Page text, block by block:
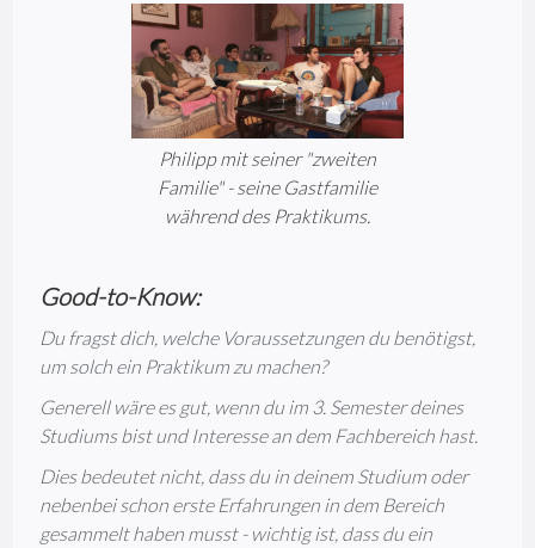
Philipp mit seiner "zweiten
Familie" - seine Gastfamilie
während des Praktikums.
Good-to-Know:
Du fragst dich, welche Voraussetzungen du benötigst,
um solch ein Praktikum zu machen?
Generell wäre es gut, wenn du im 3. Semester deines
Studiums bist und Interesse an dem Fachbereich hast.
Dies bedeutet nicht, dass du in deinem Studium oder
nebenbei schon erste Erfahrungen in dem Bereich
gesammelt haben musst - wichtig ist, dass du ein